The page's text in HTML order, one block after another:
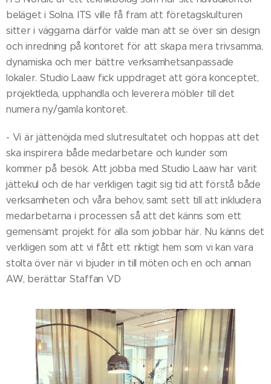
beläget i Solna. ITS ville få fram att företagskulturen
sitter i väggarna därför valde man att se över sin design
och inredning på kontoret för att skapa mera trivsamma,
dynamiska och mer bättre verksamhetsanpassade
lokaler. Studio Laaw fick uppdraget att göra konceptet,
projektleda, upphandla och leverera möbler till det
numera ny/gamla kontoret.
- Vi är jättenöjda med slutresultatet och hoppas att det
ska inspirera både medarbetare och kunder som
kommer på besök. Att jobba med Studio Laaw har varit
jättekul och de har verkligen tagit sig tid att förstå både
verksamheten och våra behov, samt sett till att inkludera
medarbetarna i processen så att det känns som ett
gemensamt projekt för alla som jobbar här. Nu känns det
verkligen som att vi fått ett riktigt hem som vi kan vara
stolta över när vi bjuder in till möten och en och annan
AW, berättar Staffan VD